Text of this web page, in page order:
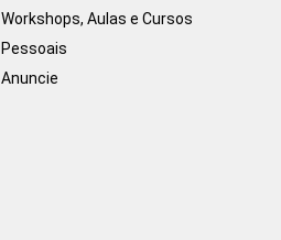
Workshops, Aulas e Cursos
Pessoais
Anuncie